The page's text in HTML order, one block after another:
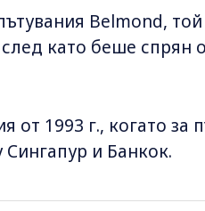
Belmond,
като беше спрян
от 1993 г., когато за
и Банкок.